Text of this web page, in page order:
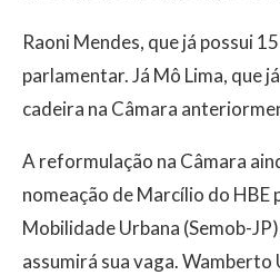
Raoni Mendes, que já possui
parlamentar. Já Mô Lima, que
cadeira na Câmara
A reformulação na Câmara
nomeação de Marcílio do HBE
Mobilidade Urbana (Semob-
assumirá sua vaga. Wamberto